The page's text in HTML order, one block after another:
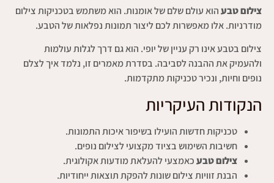
צילום טבעהוא עולם שלם של אומנות. הוא משתמש בטכניקות צילום
מודרניות. אלו מאפשרות לכם ליצור תמונות נפלאות של הטבע.
צילום בטבע אינו רק עניין של יופי. הוא גם דרך לגלות עולמות
ולהעמיק את ההבנה לסביבה. בסדרת מאמרים זו, נלמד איך לצלם
נופים וחיות, ונכיר טכניקות מתקדמות.
הנקודות העיקריות
טכניקות חדשות הועילו בשיפור איכות התמונות.
חשיבות השימוש בציוד מקצועי לצילום נופים.
צילום טבעכאמצעי להעלאת מודעות אקולוגית.
הבנת זוויות צילום שונות להפקת תוצאות ייחודיות.